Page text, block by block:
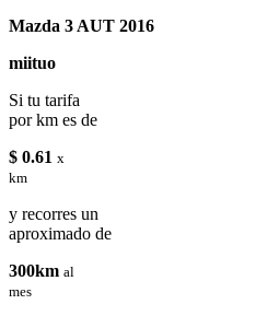
Mazda 3 AUT 2016
miituo
Si tu tarifa
por km es de
$ 0.61 x
km
y recorres un
aproximado de
300km al
mes